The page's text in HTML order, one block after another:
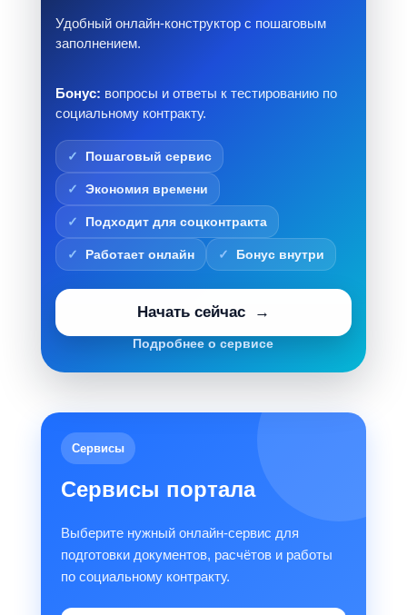
Удобный онлайн-конструктор с пошаговым
заполнением.
Бонус: вопросы и ответы к тестированию по
социальному контракту.
Пошаговый сервис
Экономия времени
Подходит для соцконтракта
Работает онлайн Бонус внутри
Начать сейчас
Подробнее о сервисе
Сервисы
Сервисы портала
Выберите нужный онлайн-сервис для
подготовки документов, расчётов и работы
по социальному контракту.